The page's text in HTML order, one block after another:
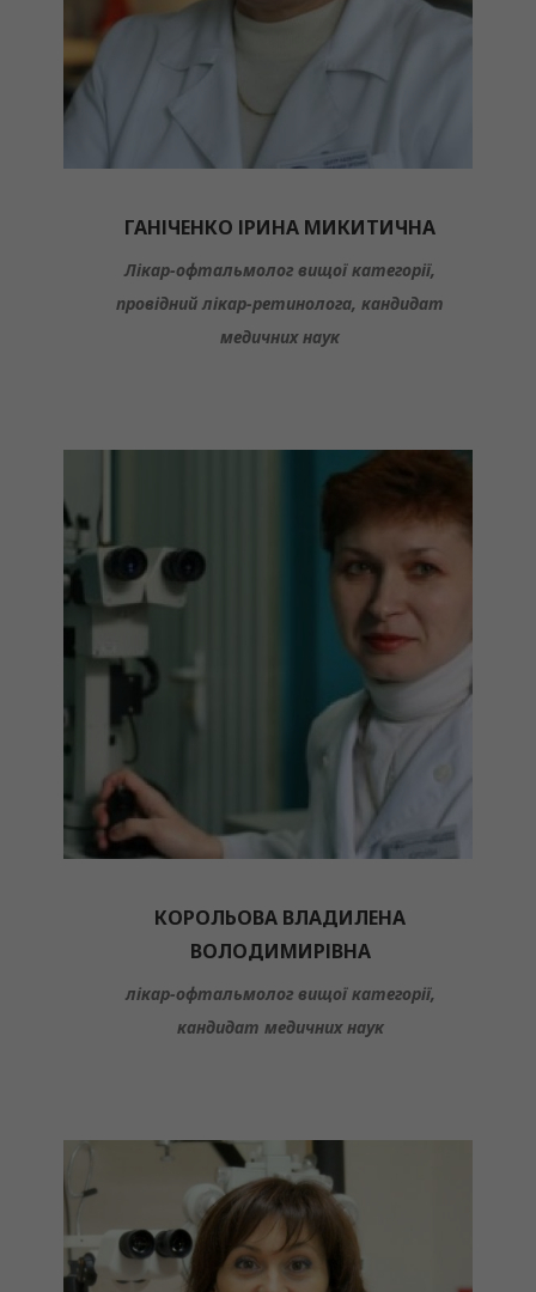
ГАНІЧЕНКО ІРИНА МИКИТИЧНА
Лікар-офтальмолог вищої категорії,
провідний лікар-ретинолога, кандидат
медичних наук
КОРОЛЬОВА ВЛАДИЛЕНА
ВОЛОДИМИРІВНА
лікар-офтальмолог вищої категорії,
кандидат медичних наук